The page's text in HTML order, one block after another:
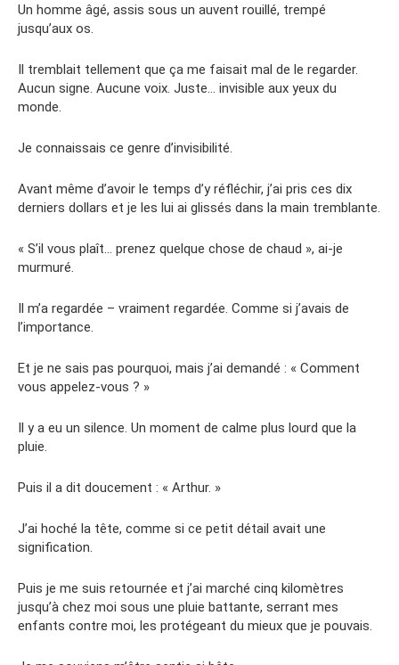
Un homme âgé, assis sous un auvent rouillé, trempé
jusqu’aux os.
Il tremblait tellement que ça me faisait mal de le regarder.
Aucun signe. Aucune voix. Juste… invisible aux yeux du
monde.
Je connaissais ce genre d’invisibilité.
Avant même d’avoir le temps d’y réfléchir, j’ai pris ces dix
derniers dollars et je les lui ai glissés dans la main tremblante.
« S’il vous plaît… prenez quelque chose de chaud », ai-je
murmuré.
Il m’a regardée – vraiment regardée. Comme si j’avais de
l’importance.
Et je ne sais pas pourquoi, mais j’ai demandé : « Comment
vous appelez-vous ? »
Il y a eu un silence. Un moment de calme plus lourd que la
pluie.
Puis il a dit doucement : « Arthur. »
J’ai hoché la tête, comme si ce petit détail avait une
signification.
Puis je me suis retournée et j’ai marché cinq kilomètres
jusqu’à chez moi sous une pluie battante, serrant mes
enfants contre moi, les protégeant du mieux que je pouvais.